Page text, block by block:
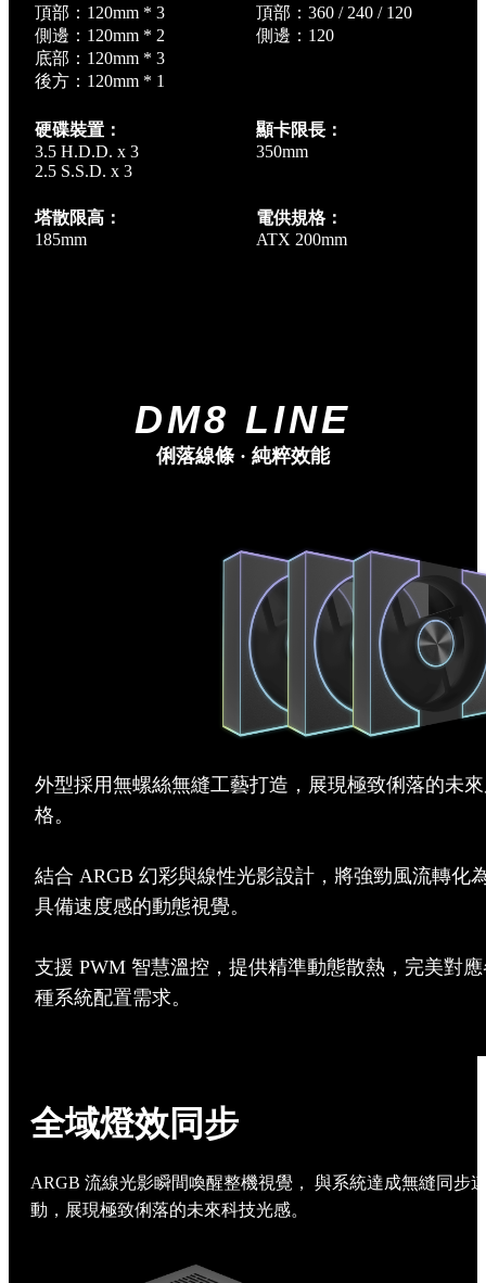
頂部：120mm * 3
側邊：120mm * 2
底部：120mm * 3
後方：120mm * 1
頂部：360 / 240 / 120
側邊：120
硬碟裝置：
3.5 H.D.D. x 3
2.5 S.S.D. x 3
顯卡限長：
350mm
塔散限高：
185mm
電供規格：
ATX 200mm
DM8 LINE
俐落線條 · 純粹效能
外型採用無螺絲無縫工藝打造，展現極致俐落的未
格。
結合 ARGB 幻彩與線性光影設計，將強勁風流轉化
具備速度感的動態視覺。
支援 PWM 智慧溫控，提供精準動態散熱，完美對
種系統配置需求。
全域燈效同步
ARGB 流線光影瞬間喚醒整機視覺， 與系統達成無縫同步
動，展現極致俐落的未來科技光感。